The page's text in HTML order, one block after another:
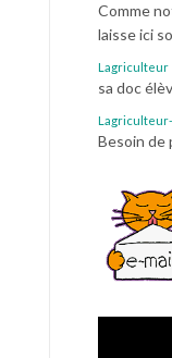
Comme
laisse ici
Lagriculteur
sa doc
Besoin de